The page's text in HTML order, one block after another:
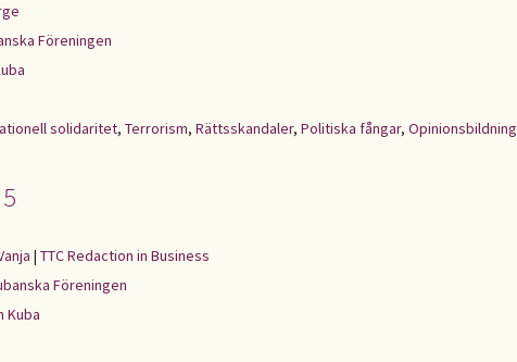
Föreningen
solidaritet, Terrorism, Rättsskandaler, Politiska fångar, Opinionsbildning
| TTC Redaction in Business
Föreningen
Kuba